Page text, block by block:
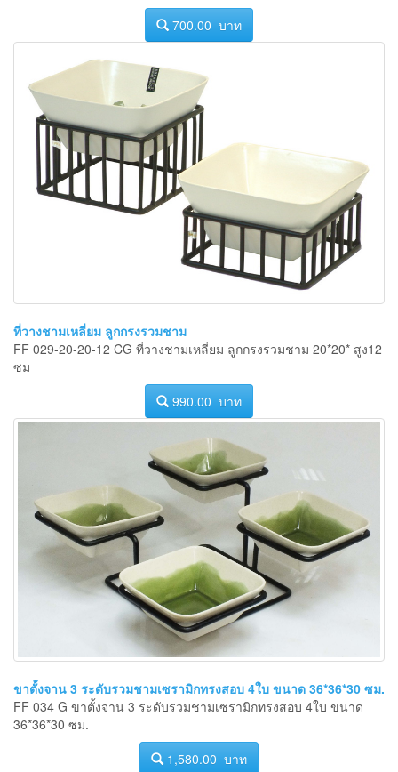
700.00 บาท
ที่วางชามเหลี่ยม ลูกกรงรวมชาม
FF 029-20-20-12 CG ที่วางชามเหลี่ยม ลูกกรงรวมชาม 20*20* สูง12
ซม
990.00 บาท
ขาตั้งจาน 3 ระดับรวมชามเซรามิกทรงสอบ 4ใบ ขนาด 36*36*30 ซม.
FF 034 G ขาตั้งจาน 3 ระดับรวมชามเซรามิกทรงสอบ 4ใบ ขนาด
36*36*30 ซม.
1,580.00 บาท